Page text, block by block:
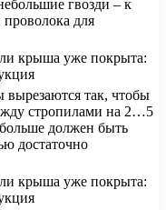
гвозди – к
для
вырезаются так, чтобы
стропилами на 2…5
должен быть
достаточно